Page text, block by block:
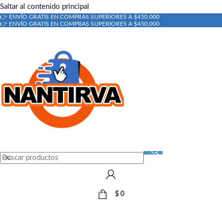
Saltar al contenido principal
👉 ENVÍO GRATIS EN COMPRAS SUPERIORES A $450,000
👉 ENVÍO GRATIS EN COMPRAS SUPERIORES A $450,000
$ 0